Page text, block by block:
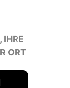
IHRE
ORT